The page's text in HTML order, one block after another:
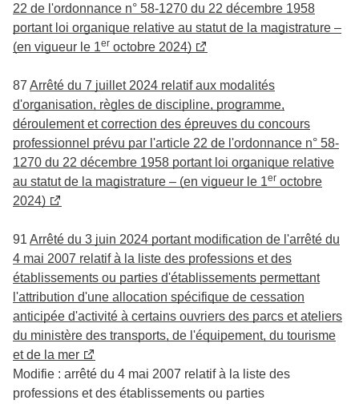
22 de l'ordonnance n° 58-1270 du 22 décembre 1958
portant loi organique relative au statut de la magistrature –
(en vigueur le 1er octobre 2024)
87 Arrêté du 7 juillet 2024 relatif aux modalités
d'organisation, règles de discipline, programme,
déroulement et correction des épreuves du concours
professionnel prévu par l'article 22 de l'ordonnance n° 58-
1270 du 22 décembre 1958 portant loi organique relative
au statut de la magistrature – (en vigueur le 1er octobre
2024)
91 Arrêté du 3 juin 2024 portant modification de l'arrêté du
4 mai 2007 relatif à la liste des professions et des
établissements ou parties d'établissements permettant
l'attribution d'une allocation spécifique de cessation
anticipée d'activité à certains ouvriers des parcs et ateliers
du ministère des transports, de l'équipement, du tourisme
et de la mer
Modifie : arrêté du 4 mai 2007 relatif à la liste des
professions et des établissements ou parties